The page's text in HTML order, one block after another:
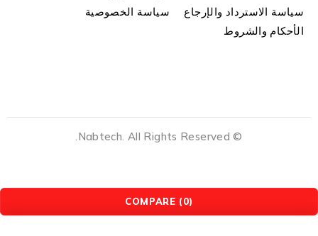
سياسة الاسترداد والإرجاع
سياسة الخصوصية
الأحكام والشروط
© Nabtech. All Rights Reserved.
COMPARE (0)